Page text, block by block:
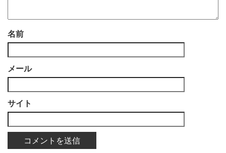
名前
メール
サイト